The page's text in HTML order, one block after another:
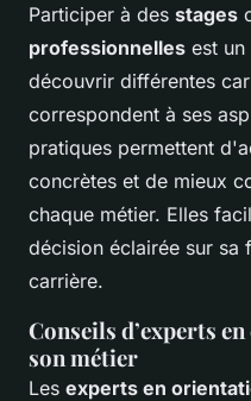
Participer à des stages
professionnelles est
découvrir différentes
correspondent à ses
pratiques permettent
concrètes et de mieux
chaque métier. Elles
décision éclairée sur sa
carrière.
Conseils d’experts
son métier
Les experts en